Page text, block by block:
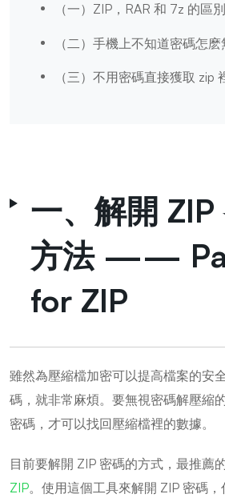
（一）ZIP，RAR 和 7z 的區
（二）手機上不知道密碼怎
（三）不用密碼直接獲取 zip
一、解開
方法 ——
for ZIP
雖然為壓縮檔加密可以提高檔案的安
碼，就非常麻煩。要無視密碼解壓縮
密碼，才可以找回壓縮檔裡的數據。
目前要解開 ZIP 密碼的方式，最推薦
ZIP。使用這個工具來解開 ZIP 密碼